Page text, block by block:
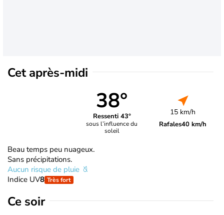
Cet après-midi
38°
Ressenti 43°
sous l’influence du
soleil
15 km/h
Rafales40 km/h
Beau temps peu nuageux.
Sans précipitations.
Aucun risque de pluie
Indice UV8 Très fort
Ce soir